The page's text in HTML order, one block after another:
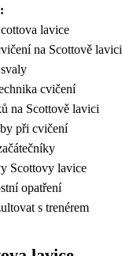
lavice
na Scottově lavici
cvičení
na Scottově lavici
při cvičení
Scottovy lavice
opatření
s trenérem